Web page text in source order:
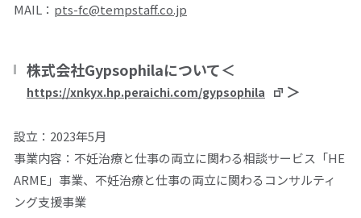
MAIL： pts-fc@tempstaff.co.jp
株式会社Gypsophilaについて＜
https://xnkyx.hp.peraichi.com/gypsophila ＞
設立： 2023年5月
事業内容：不妊治療と仕事の両立に関わる相談サービス「HE
ARME」事業、不妊治療と仕事の両立に関わるコンサルティ
ング支援事業